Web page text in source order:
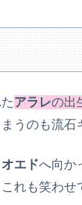
アラレの出
うのも流石
エドへ向か
れも笑わせ